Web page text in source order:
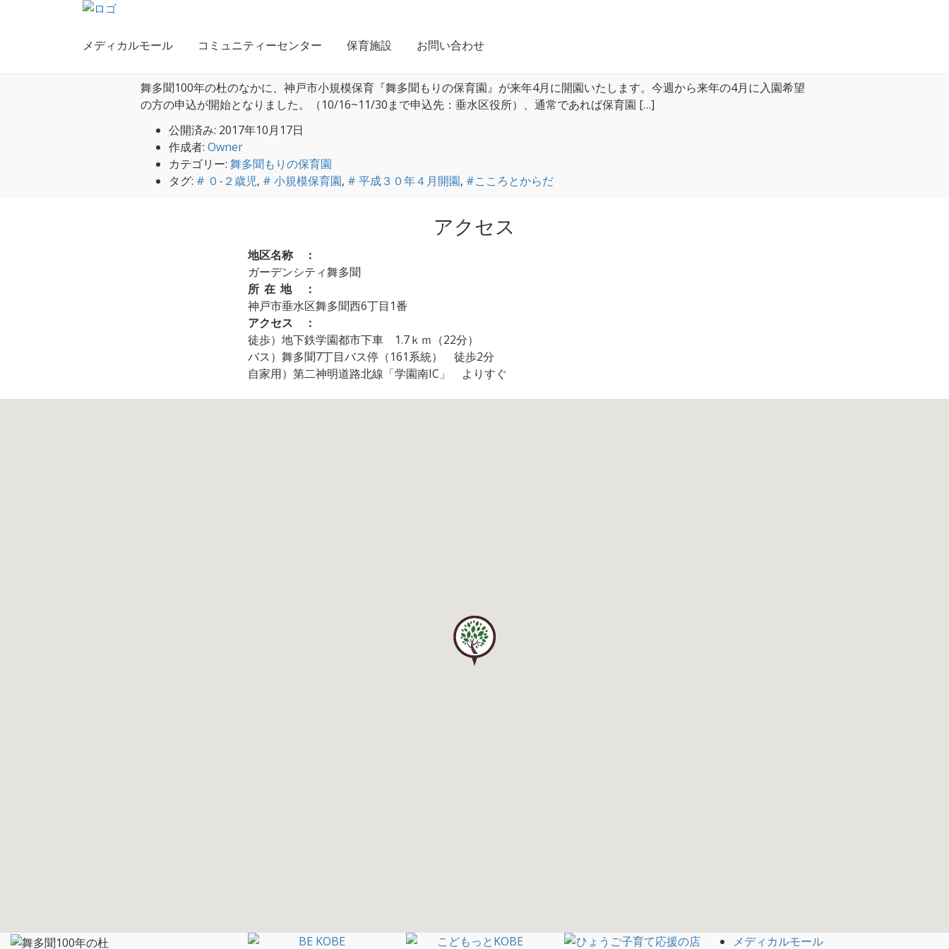
メディカルモール コミュニティーセンター 保育施設 お問い合わせ
舞多聞100年の杜のなかに、神戸市小規模保育『舞多聞もりの保育園』が来年4月に開園いたします。今週から来年の4月に入園希望
の方の申込が開始となりました。（10/16~11/30まで申込先：垂水区役所）、通常であれば保育園 […]
公開済み: 2017年10月17日
作成者:Owner
カテゴリー:舞多聞もりの保育園
タグ: # ０-２歳児, # 小規模保育園, # 平成３０年４月開園, #こころとからだ
アクセス
地区名称 ：
ガーデンシティ舞多聞
所在地 ：
神戸市垂水区舞多聞西6丁目1番
アクセス ：
徒歩）地下鉄学園都市下車 1.7ｋｍ（22分）
バス）舞多聞7丁目バス停（161系統） 徒歩2分
自家用）第二神明道路北線「学園南IC」 よりすぐ
メディカルモール